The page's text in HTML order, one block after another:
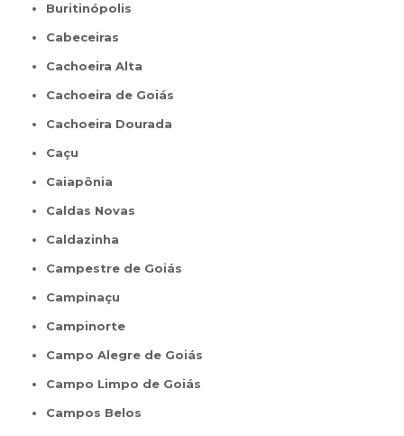
Buritinópolis
Cabeceiras
Cachoeira Alta
Cachoeira de Goiás
Cachoeira Dourada
Caçu
Caiapônia
Caldas Novas
Caldazinha
Campestre de Goiás
Campinaçu
Campinorte
Campo Alegre de Goiás
Campo Limpo de Goiás
Campos Belos